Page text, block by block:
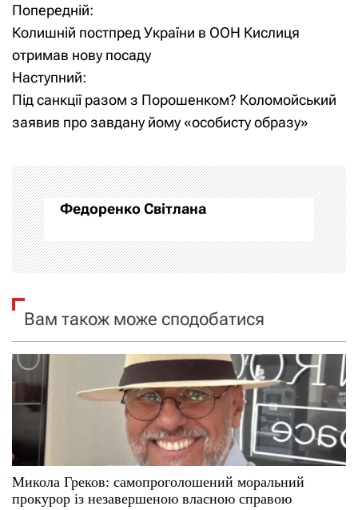
Н
а
в
і
а
ц
і
а
с
і
Попередній:
Колишній постпред України в ООН Кислиця
отримав нову посаду
Наступний:
Під санкції разом з Порошенком? Коломойський
заявив про завдану йому «особисту образу»
Федоренко Світлана
Вам також може сподобатися
Микола Греков: самопроголошений моральний
прокурор із незавершеною власною справою